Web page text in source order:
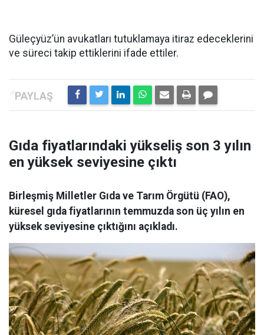
Güleçyüz’ün avukatları tutuklamaya itiraz edeceklerini
ve süreci takip ettiklerini ifade ettiler.
Gıda fiyatlarındaki yükseliş son 3 yılın
en yüksek seviyesine çıktı
Birleşmiş Milletler Gıda ve Tarım Örgütü (FAO),
küresel gıda fiyatlarının temmuzda son üç yılın en
yüksek seviyesine çıktığını açıkladı.